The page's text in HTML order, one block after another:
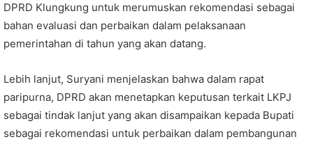
DPRD Klungkung untuk merumuskan rekomendasi sebagai
bahan evaluasi dan perbaikan dalam pelaksanaan
pemerintahan di tahun yang akan datang.
Lebih lanjut, Suryani menjelaskan bahwa dalam rapat
paripurna, DPRD akan menetapkan keputusan terkait LKPJ
sebagai tindak lanjut yang akan disampaikan kepada Bupati
sebagai rekomendasi untuk perbaikan dalam pembangunan